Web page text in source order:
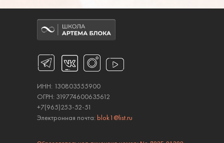
ИНН: 130803555900
ОГРН: 319774600635612
+7(965)253-52-51
Электронная почта: blok1@list.ru